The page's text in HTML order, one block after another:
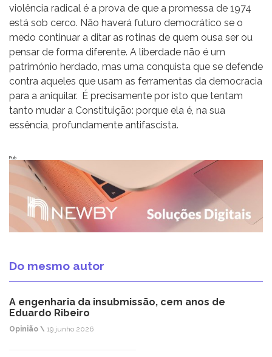
violência radical é a prova de que a promessa de 1974
está sob cerco. Não haverá futuro democrático se o
medo continuar a ditar as rotinas de quem ousa ser ou
pensar de forma diferente. A liberdade não é um
património herdado, mas uma conquista que se defende
contra aqueles que usam as ferramentas da democracia
para a aniquilar. É precisamente por isto que tentam
tanto mudar a Constituição: porque ela é, na sua
essência, profundamente antifascista.
Pub
Do mesmo autor
A engenharia da insubmissão, cem anos de
Eduardo Ribeiro
Opinião \ 19 junho 2026